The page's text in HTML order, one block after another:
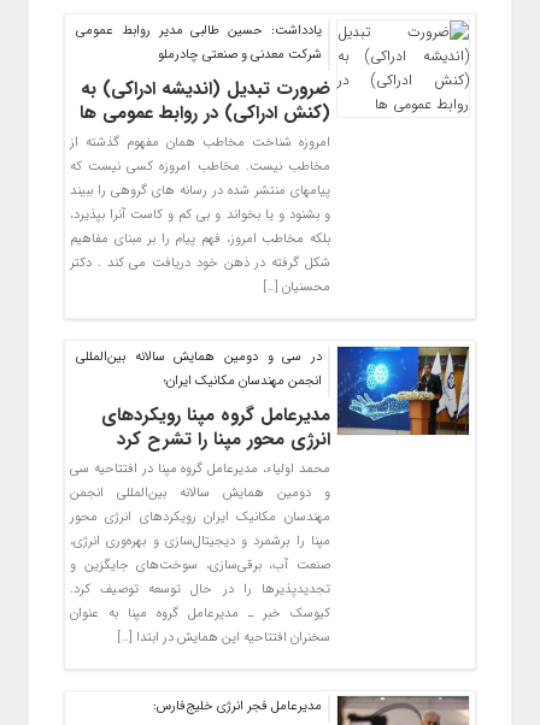
یادداشت: حسین طالبی مدیر روابط عمومی
شرکت معدنی و صنعتی چادرملو
ضرورت تبدیل (اندیشه ادراکی) به
(کنش ادراکی) در روابط عمومی ها
امروزه شناخت مخاطب همان مفهوم گذشته از
مخاطب نیست. مخاطب امروزه کسی نیست که
پیامهای منتشر شده در رسانه های گروهی را ببیند
و بشنود و یا بخواند و بی کم و کاست آنرا بپذیرد،
بلکه مخاطب امروز، فهم پیام را بر مبنای مفاهیم
شکل گرفته در ذهن خود دریافت می کند . دکتر
محسنیان […]
در سی و دومین همایش سالانه بین‌المللی
انجمن مهندسان مکانیک ایران؛
مدیرعامل گروه مپنا رویکردهای
انرژی محور مپنا را تشرح کرد
محمد اولیاء، مدیرعامل گروه مپنا در افتتاحیه سی
و دومین همایش سالانه بین‌المللی انجمن
مهندسان مکانیک ایران رویکردهای انرژی محور
مپنا را برشمرد و دیجیتال‌سازی و بهره‌وری انرژی،
صنعت آب، برقی‌سازی، سوخت‌های جایگزین و
تجدیدپذیرها را در حال توسعه توصیف کرد.
کیوسک خبر ـ مدیرعامل گروه مپنا به عنوان
سخنران افتتاحیه این همایش در ابتدا […]
مدیرعامل فجر انرژی خلیج‌فارس: